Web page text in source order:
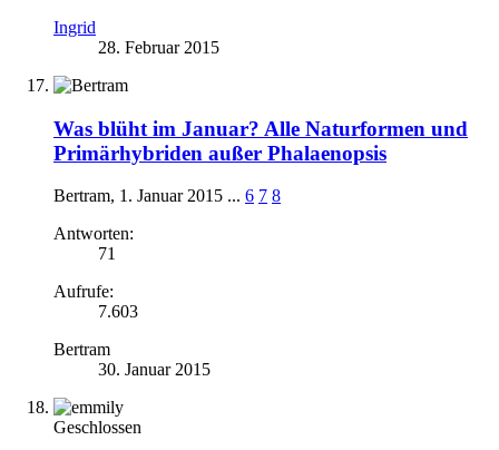
Ingrid
28. Februar 2015
Was blüht im Januar? Alle Naturformen und
Primärhybriden außer Phalaenopsis
Bertram, 1. Januar 2015 ... 6 7 8
Antworten:
71
Aufrufe:
7.603
Bertram
30. Januar 2015
Geschlossen